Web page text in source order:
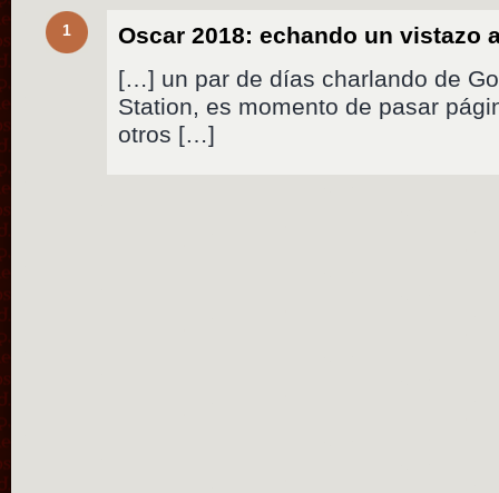
1
Oscar 2018: echando un vistazo
[…] un par de días charlando de
Station, es momento de pasar
otros […]